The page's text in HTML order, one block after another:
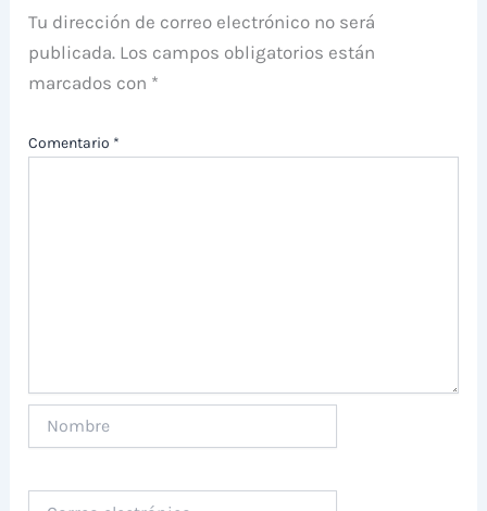
Tu dirección de correo electrónico no será
publicada. Los campos obligatorios están
marcados con *
Comentario *